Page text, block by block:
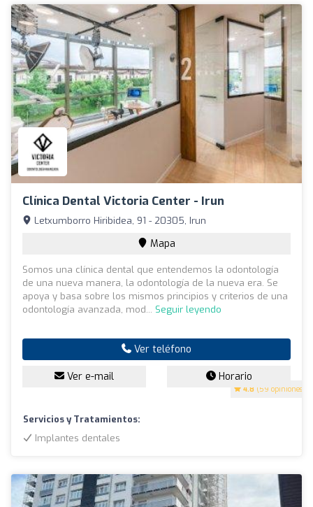
Clínica Dental Victoria Center - Irun
4.8 (59 opiniones)
Letxumborro Hiribidea, 91 - 20305, Irun
Mapa
Somos una clínica dental que entendemos la odontología
de una nueva manera, la odontología de la nueva era. Se
apoya y basa sobre los mismos principios y criterios de una
odontología avanzada, mod... Seguir leyendo
Ver teléfono
Ver e-mail Horario
Servicios y Tratamientos:
Implantes dentales